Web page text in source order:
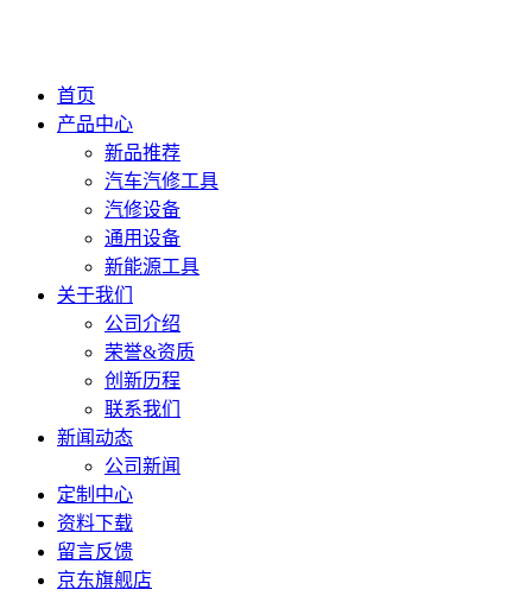
首页
产品中心
新品推荐
汽车汽修工具
汽修设备
通用设备
新能源工具
关于我们
公司介绍
荣誉&资质
创新历程
联系我们
新闻动态
公司新闻
定制中心
资料下载
留言反馈
京东旗舰店